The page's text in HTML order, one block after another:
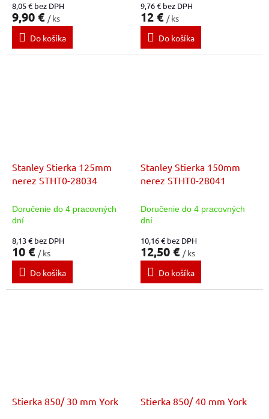
8,05 € bez DPH
9,90 € / ks
Do košíka
9,76 € bez DPH
12 € / ks
Do košíka
Stanley Stierka 125mm
nerez STHT0-28034
Doručenie do 4 pracovných
dní
8,13 € bez DPH
10 € / ks
Do košíka
Stanley Stierka 150mm
nerez STHT0-28041
Doručenie do 4 pracovných
dní
10,16 € bez DPH
12,50 € / ks
Do košíka
Stierka 850/ 30 mm York Stierka 850/ 40 mm York